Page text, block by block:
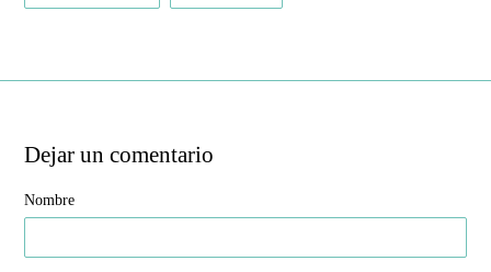
FACEBOOK
TWITTER
Dejar un comentario
Nombre